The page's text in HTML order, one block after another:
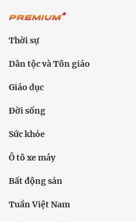
Thời sự
Dân tộc và Tôn giáo
Giáo dục
Đời sống
Sức khỏe
Ô tô xe máy
Bất động sản
Tuần Việt Nam